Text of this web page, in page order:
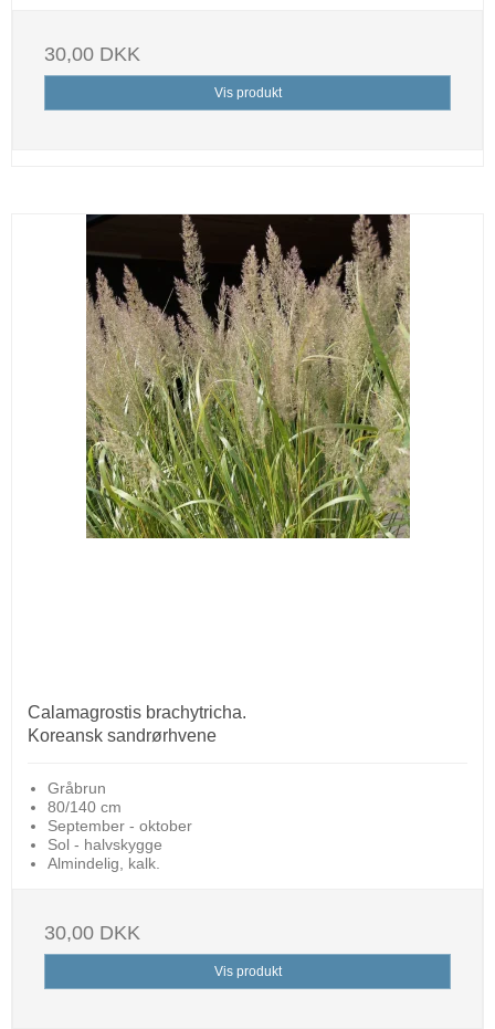
30,00 DKK
Vis produkt
Calamagrostis brachytricha.
Koreansk sandrørhvene
Gråbrun
80/140 cm
September - oktober
Sol - halvskygge
Almindelig, kalk.
30,00 DKK
Vis produkt